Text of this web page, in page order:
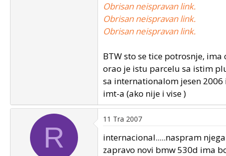
Obrisan neispravan link.
Obrisan neispravan link.
Obrisan neispravan link.
BTW sto se tice potrosnje,
orao je istu parcelu sa istim
sa internationalom jesen
imt-a (ako nije i vise )
R
11 Tra 2007
internacional.....naspram
zapravo novi bmw 530d ima